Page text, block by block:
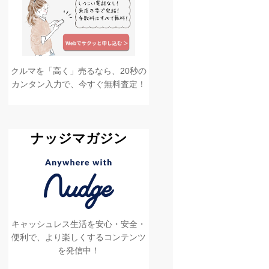
クルマを「高く」売るなら、20秒の
カンタン入力で、今すぐ無料査定！
ナッジマガジン
キャッシュレス生活を安心・安全・
便利で、より楽しくするコンテンツ
を発信中！